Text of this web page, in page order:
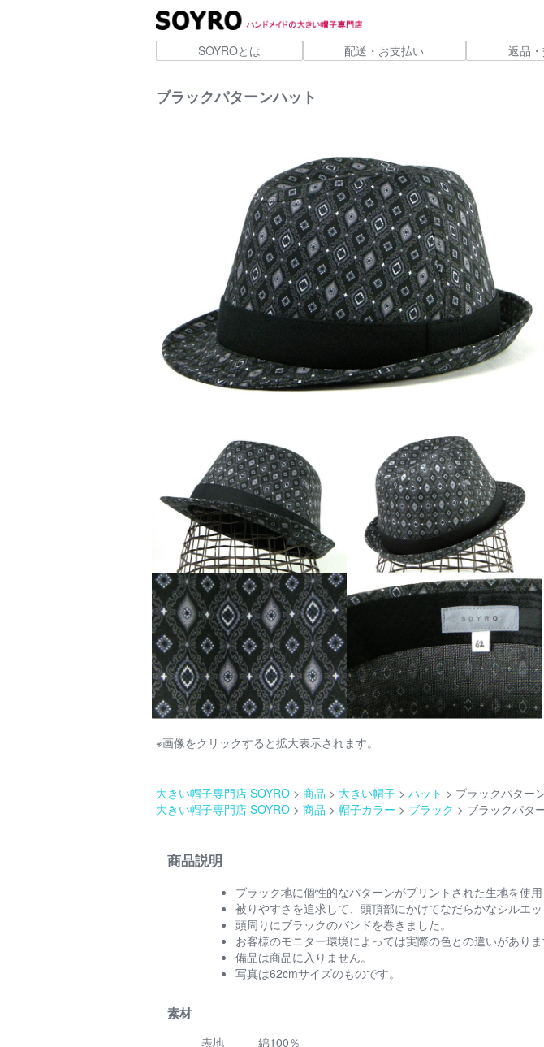
SOYROとは 配送・お支払い 返品
ブラックパターンハット
※画像をクリックすると拡大表示されます。
大きい帽子専門店 SOYRO 商品 大きい帽子 ハット
ブラックパター
大きい帽子専門店 SOYRO
商品 帽子カラー ブラック ブラックパタ
商品説明
ブラック地に個性的なパターンがプリントされた生地を使
被りやすさを追求して、頭頂部にかけてなだらかなシルエッ
頭周りにブラックのバンドを巻きました。
お客様のモニター環境によっては実際の色との違いがありま
備品は商品に入りません。
写真は62cmサイズのものです。
素材
表地
綿100％